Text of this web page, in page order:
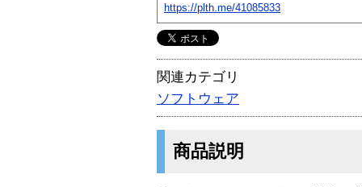
https://plth.me/41085833
関連カテゴリ
ソフトウェア
商品説明